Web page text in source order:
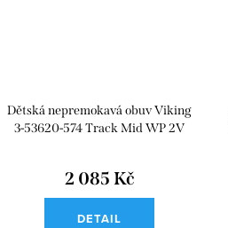
Dětská nepremokavá obuv Viking
3-53620-574 Track Mid WP 2V
2 085 Kč
DETAIL